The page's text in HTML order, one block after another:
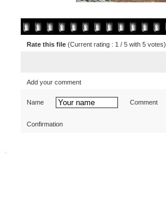
Rate this file (Current rating : 1 / 5 with 5 votes)
Add your comment
Name Comment
Confirmation